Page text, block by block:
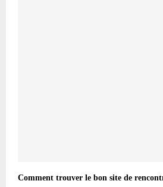
Comment trouver le bon site de